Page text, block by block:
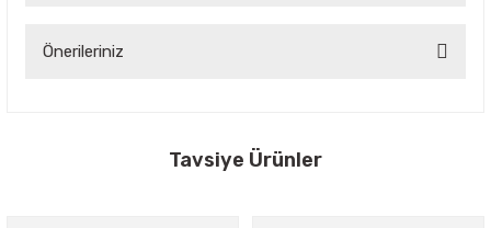
Önerileriniz
Görüş ve önerileriniz için teşekkür ederiz.
Tavsiye Ürünler